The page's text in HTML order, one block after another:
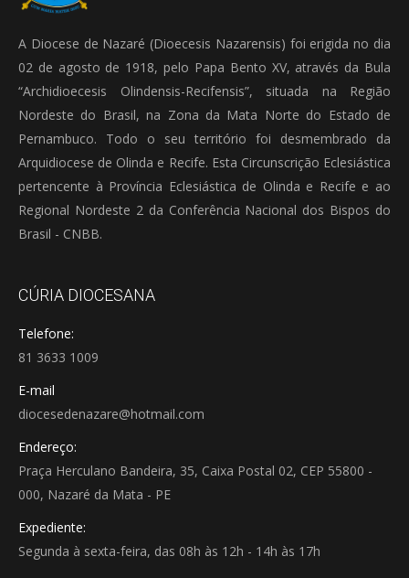
A Diocese de Nazaré (Dioecesis Nazarensis) foi erigida no dia
02 de agosto de 1918, pelo Papa Bento XV, através da Bula
“Archidioecesis Olindensis-Recifensis”, situada na Região
Nordeste do Brasil, na Zona da Mata Norte do Estado de
Pernambuco. Todo o seu território foi desmembrado da
Arquidiocese de Olinda e Recife. Esta Circunscrição Eclesiástica
pertencente à Província Eclesiástica de Olinda e Recife e ao
Regional Nordeste 2 da Conferência Nacional dos Bispos do
Brasil - CNBB.
CÚRIA DIOCESANA
Telefone:
81 3633 1009
E-mail
diocesedenazare@hotmail.com
Endereço:
Praça Herculano Bandeira, 35, Caixa Postal 02, CEP 55800 -
000, Nazaré da Mata - PE
Expediente:
Segunda à sexta-feira, das 08h às 12h - 14h às 17h